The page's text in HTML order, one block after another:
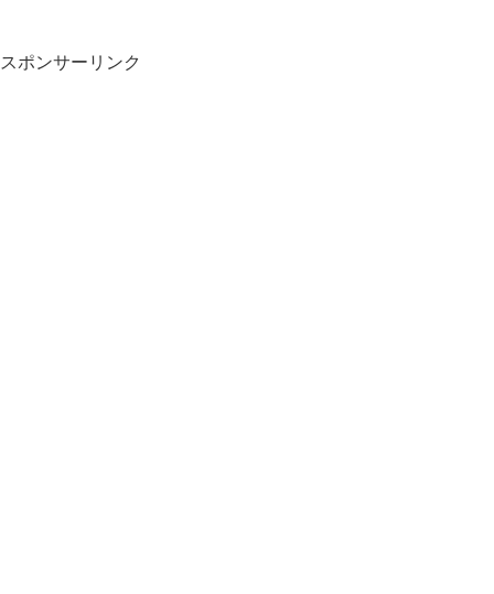
スポンサーリンク